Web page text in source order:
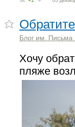
Блог им. Письма
Хочу
пляже